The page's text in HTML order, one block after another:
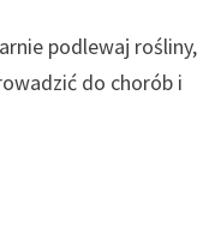
podlewaj rośliny,
do chorób i